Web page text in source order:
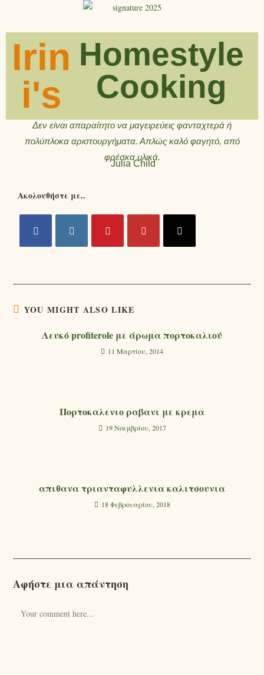
Irin
i's
Homestyle
Cooking
Δεν είναι απαραίτητο να μαγειρεύεις φανταχτερά ή
πολύπλοκα αριστουργήματα. Απλώς καλό φαγητό, από
φρέσκα υλικά.
Julia Child
Ακολουθήστε με..
YOU MIGHT ALSO LIKE
Λευκό profiterole με άρωμα πορτοκαλιού
11 Μαρτίου, 2014
Πορτοκαλενιο ραβανι με κρεμα
19 Νοεμβρίου, 2017
απιθανα τριανταφυλλενια καλιτσουνια
18 Φεβρουαρίου, 2018
Αφήστε μια απάντηση